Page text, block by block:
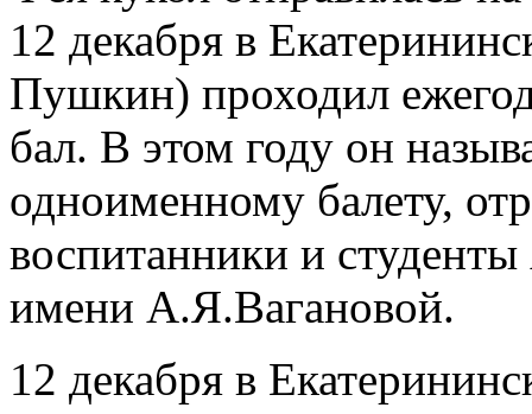
12 декабря в
Пушкин) проходил
бал. В этом году он
одноименному балету,
воспитанники и
имени А.Я.Вагановой.
12 декабря в